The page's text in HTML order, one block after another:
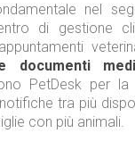
nel
di gestione
documenti
PetDesk per
tra più
con più animali.